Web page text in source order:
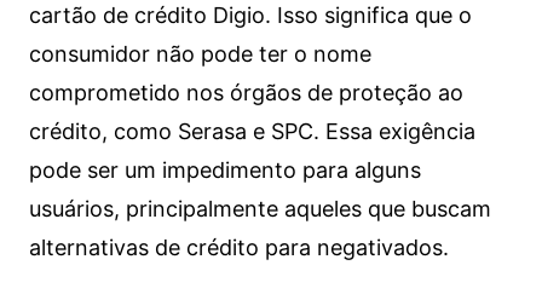
cartão de crédito Digio. Isso significa que o
consumidor não pode ter o nome
comprometido nos órgãos de proteção ao
crédito, como Serasa e SPC. Essa exigência
pode ser um impedimento para alguns
usuários, principalmente aqueles que buscam
alternativas de crédito para negativados.